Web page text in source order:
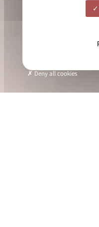
Deny all cookies